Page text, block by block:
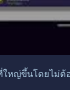
ญ่ขึ้นโดยไม่ต้